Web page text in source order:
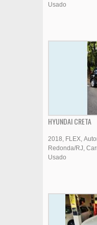
Usado
HYUNDAI CRETA
2018 FLEX
Redonda/RJ
Usado